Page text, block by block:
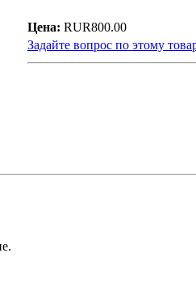
Цена: RUR800.00
Задайте вопрос по этому